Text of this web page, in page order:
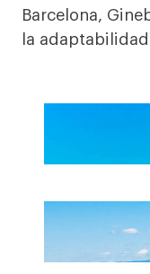
Barcelona,
la
Geneva